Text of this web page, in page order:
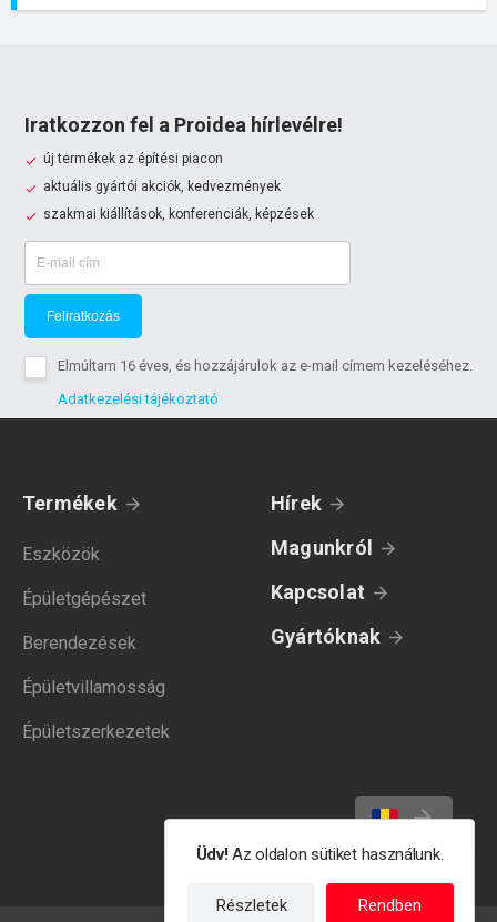
Iratkozzon fel a Proidea hírlevélre!
új termékek az építési piacon
aktuális gyártói akciók, kedvezmények
szakmai kiállítások, konferenciák, képzések
Feliratkozás
Elmúltam 16 éves, és hozzájárulok az e-mail címem kezeléséhez.
Adatkezelési tájékoztató
Termékek
Eszközök
Épületgépészet
Berendezések
Épületvillamosság
Épületszerkezetek
Hírek
Magunkról
Kapcsolat
Gyártóknak
Üdv!Az oldalon sütiket használunk.
Részletek Rendben